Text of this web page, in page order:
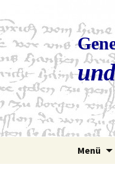
Menü